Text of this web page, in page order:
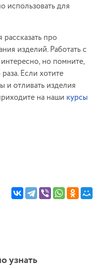
для
рассказать про
изделий. Работать с
но помните,
Если хотите
и отливать изделия
на наши курсы
узнать